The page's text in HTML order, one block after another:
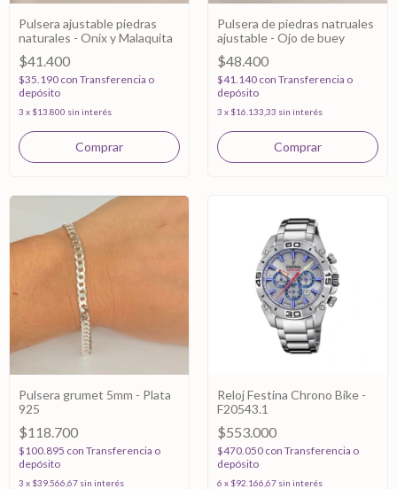
Pulsera ajustable piedras
naturales - Onix y Malaquita
$41.400
$35.190 con Transferencia o
depósito
3 x $13.800 sin interés
Pulsera de piedras natruales
ajustable - Ojo de buey
$48.400
$41.140 con Transferencia o
depósito
3 x $16.133,33 sin interés
Pulsera grumet 5mm - Plata
925
$118.700
$100.895 con Transferencia o
depósito
3 x $39.566,67 sin interés
Reloj Festina Chrono Bike -
F20543.1
$553.000
$470.050 con Transferencia o
depósito
6 x $92.166,67 sin interés